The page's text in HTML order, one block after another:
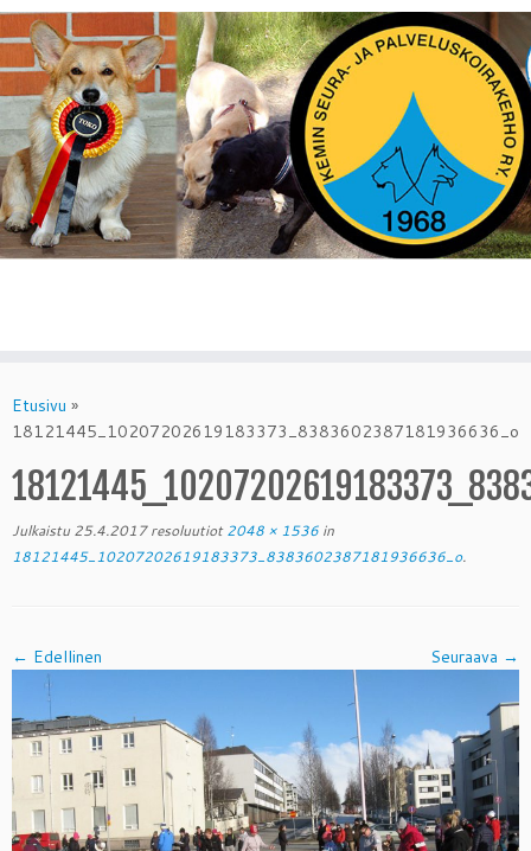
to
content
Etusivu »
18121445_10207202619183373_8383602387181936636_o
Julkaistu 25.4.2017resoluutiot2048 × 1536 in
18121445_10207202619183373_8383602387181936636_o.
← Edellinen Seuraava →